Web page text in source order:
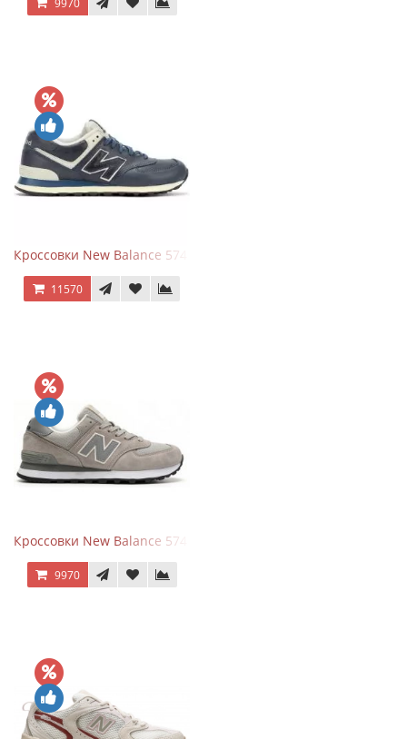
9970
Кроссовки New Balance 574 Classic Blue White Leather
11570
Кроссовки New Balance 574 Silver Summer Fog
9970